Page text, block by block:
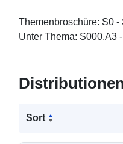
Themenbroschüre: S0
Unter Thema: S000.A3
Sort